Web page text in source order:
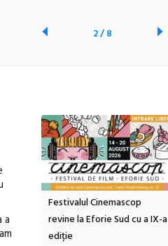
2/8
a
Festivalul Cinemascop
revine la Eforie Sud cu a IX-a
ediție